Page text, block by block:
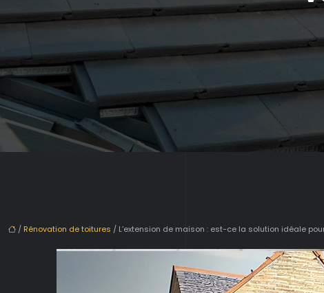
/ Rénovation de toitures / L’extension de maison : est-ce la solution idéale